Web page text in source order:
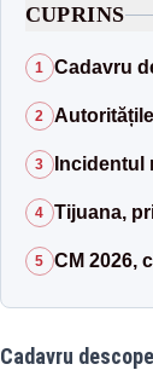
CUPRINS
1 Cadavru
2
3 Incidentul
4 Tijuana,
5 CM 2026,
Cadavru